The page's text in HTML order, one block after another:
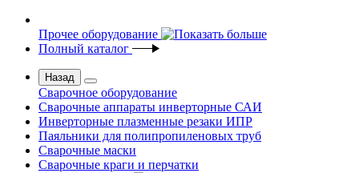
Прочее оборудование
Полный каталог
Назад
Сварочное оборудование
Сварочные аппараты инверторные САИ
Инверторные плазменные резаки ИПР
Паяльники для полипропиленовых труб
Сварочные маски
Сварочные краги и перчатки